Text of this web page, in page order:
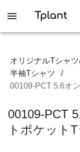
オリジナルTシャ
半袖Tシャツ
/
00109-PCT 5.6オ
00109-PCT
トポケット